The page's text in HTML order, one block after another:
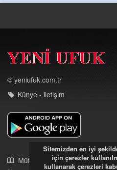
© yeniufuk.com.tr
Künye - iletişim
Müftü Mahallesi Ateş Ahmet
Sitemizden en iyi
için çerezler
kullanarak çerezleri